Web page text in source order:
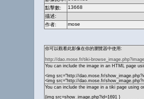
點擊數:
13668
描述:
作者:
mose
你可以觀看此影像在你的瀏覽器中使用:
http://dao.mose.fr/tiki-
You can include the image in an HTML page
<img src="http://dao.mose.fr/
<img src="http://dao.mose.fr/
You can include the image in a tiki page using
{img src=show_image.php?id=1691 }